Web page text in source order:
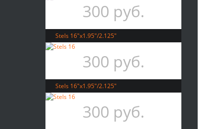
300 руб.
Stels 16"x1.95"/2.125"
300 руб.
Stels 16"x1.95"/2.125"
300 руб.